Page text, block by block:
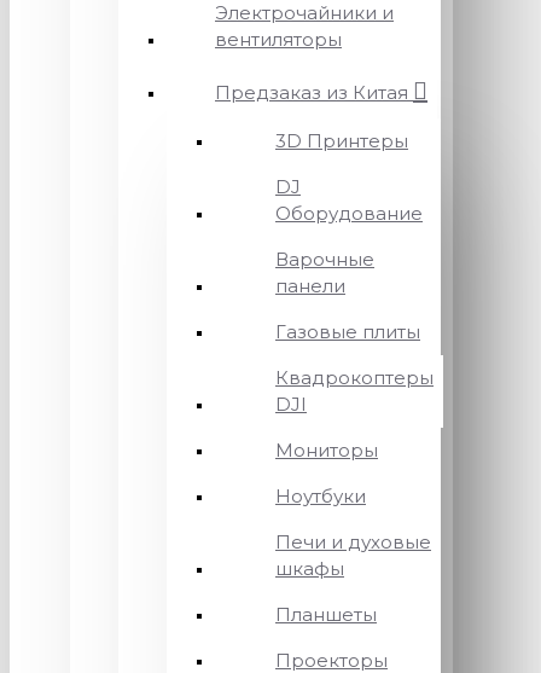
Электрочайники и
вентиляторы
Предзаказ из Китая
3D Принтеры
DJ
Оборудование
Варочные
панели
Газовые плиты
Квадрокоптеры
DJI
Мониторы
Ноутбуки
Печи и духовые
шкафы
Планшеты
Проекторы